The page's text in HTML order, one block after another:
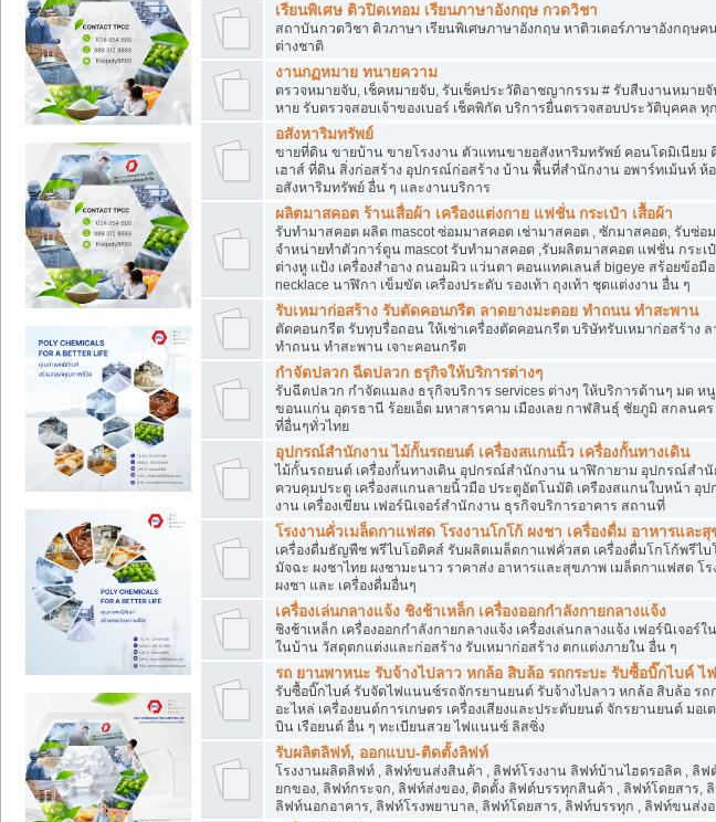
เรียนพิเศษ ติวปิดเทอม เรียนภาษาอังกฤษ กวดวิชา
สถาบันกวดวิชา ติวภาษา เรียนพิเศษภาษาอังกฤษ หาติวเตอร์ภาษาอังกฤษค
ต่างชาติ
งานกฏหมาย ทนายความ
ตรวจหมายจับ, เช็คหมายจับ, รับเช็คประวัติอาชญากรรม # รับสืบงานหมาย
หาย รับตรวจสอบเจ้าของเบอร์ เช็คพิกัด บริการยื่นตรวจสอบประวัติบุคคล ทุ
อสังหาริมทรัพย์
ขายที่ดิน ขายบ้าน ขายโรงงาน ตัวแทนขายอสังหาริมทรัพย์ คอนโดมิเนียม
เฮาส์ ที่ดิน สิ่งก่อสร้าง อุปกรณ์ก่อสร้าง บ้าน พื้นที่สำนักงาน อพาร์ทเม้นท์ ห้อ
อสังหาริมทรัพย์ อื่น ๆ และงานบริการ
ผลิตมาสคอต ร้านเสื่อผ้า เครืองแต่งกาย แฟชั่น กระเป๋า เสื้อผ้า
รับทำมาสคอต ผลิต mascot ซ่อมมาสคอต เช่ามาสคอต , ซักมาสคอต, รับซ่อม
จำหน่ายทำตัวการ์ตูน mascot รับทำมาสคอต ,รับผลิตมาสคอต แฟชั่น กระเป๋
ต่างหู แป้ง เครื่องสำอาง ถนอมผิว แว่นตา คอนแทคเลนส์ bigeye สร้อยข้อมื
necklace นาฬิกา เข็มขัด เครื่องประดับ รองเท้า ถุงเท้า ชุดแต่งงาน อื่น ๆ
รับเหมาก่อสร้าง รับตัดคอนกรีต ลาดยางมะตอย ทำถนน ทำสะพาน
ตัดคอนกรีต รับทุบรื่อถอน ให้เช่าเครื่องตัดคอนกรีต บริษัทรับเหมาก่อสร้าง ล
ทำถนน ทำสะพาน เจาะคอนกรีต
กำจัดปลวก ฉีดปลวก ธรุกิจให้บริการต่างๆ
รับฉีดปลวก กำจัดแมลง ธรุกิจบริการ services ต่างๆ ให้บริการด้านๆ มด ห
ขอนแก่น อุดรธานี ร้อยเอ็ด มหาสารคาม เมืองเลย กาฬสินธุ์ ชัยภูมิ สกลนค
ที่อื่นๆทั่วไทย
อุปกรณ์สำนักงาน ไม้กั้นรถยนต์ เครื่องสแกนนิ้ว เครื่องกั้นทางเดิน
ไม้กั้นรถยนต์ เครื่องกั้นทางเดิน อุปกรณ์สำนักงาน นาฬิกายาม อุปกรณ์สำนั
ควบคุมประตู เครื่องสแกนลายนิ้วมือ ประตูอัตโนมัติ เครืองสแกนใบหน้า อุ
งาน เครื่องเขียน เฟอร์นิเจอร์สำนักงาน ธุรกิจบริการอาคาร สถานที่
โรงงานคั่วเมล็ดกาแฟสด โรงงานโกโก้ ผงชา เครื่องดื่ม อาหารและ
เครื่องดื่มธัญพืช พรีไบโอติคส์ รับผลิตเมล็ดกาแฟคั่วสด เครื่องดื่มโกโก้พรีไบ
มัจฉะ ผงชาไทย ผงชามะนาว ราคาส่ง อาหารและสุขภาพ เมล็ดกาแฟสด โร
ผงชา และ เครื่องดื่มอื่นๆ
เครื่องเล่นกลางแจ้ง ชิงช้าเหล็ก เครื่องออกกำลังกายกลางแจ้ง
ชิงช้าเหล็ก เครื่องออกกำลังกายกลางแจ้ง เครื่องเล่นกลางแจ้ง เฟอร์นิเจอร์
ในบ้าน วัสดุตกแต่งและก่อสร้าง รับเหมาก่อสร้าง ตกแต่งภายใน อื่น ๆ
รถ ยานพาหนะ รับจ้างไปลาว หกล้อ สิบล้อ รถกระบะ รับซื้อบิ๊กไบค์ ไ
รับซื้อบิ๊กไบค์ รับจัดไฟแนนซ์รถจักรยานยนต์ รับจ้างไปลาว หกล้อ สิบล้อ รถ
อะไหล่ เครื่องยนต์การเกษตร เครื่องเสียงและประดับยนต์ จักรยานยนต์ มอเ
บิน เรือยนต์ อื่น ๆ ทะเบียนสวย ไฟแนนซ์ ลิสซิ่ง
รับผลิตลิฟท์, ออกแบบ-ติดตั้งลิฟท์
โรงงานผลิตลิฟท์ , ลิฟท์ขนส่งสินค้า , ลิฟท์โรงงาน ลิฟท์บ้านไฮดรอลิค , ลิ
ยกของ, ลิฟท์กระจก, ลิฟท์ส่งของ, ติดตั้ง ลิฟต์บรรทุกสินค้า , ลิฟท์โดยสาร, ลิ
ลิฟท์นอกอาคาร, ลิฟท์โรงพยาบาล, ลิฟท์โดยสาร, ลิฟท์บรรทุก , ลิฟท์ขนส่ง